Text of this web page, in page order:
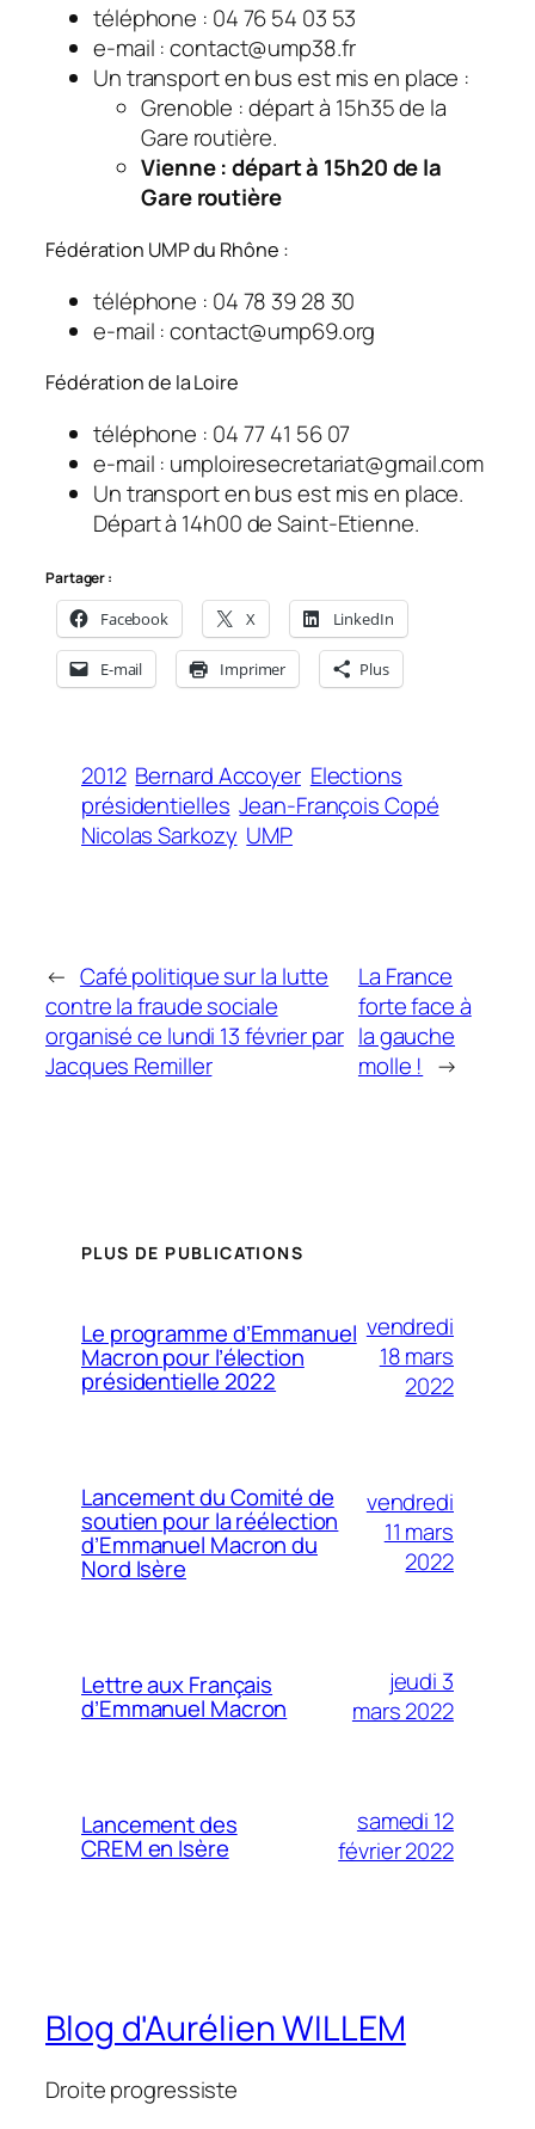
téléphone : 04 76 54 03 53
e-mail : contact@ump38.fr
Un transport en bus est mis en place :
Grenoble : départ à 15h35 de la
Gare routière.
Vienne : départ à 15h20 de la
Gare routière
Fédération UMP du Rhône :
téléphone : 04 78 39 28 30
e-mail : contact@ump69.org
Fédération de la Loire
téléphone : 04 77 41 56 07
e-mail : umploiresecretariat@gmail.com
Un transport en bus est mis en place.
Départ à 14h00 de Saint-Etienne.
Partager :
Facebook X LinkedIn
E-mail Imprimer Plus
2012 Bernard Accoyer Elections
présidentielles Jean-François Copé
Nicolas Sarkozy UMP
← Café politique sur la lutte
contre la fraude sociale
organisé ce lundi 13 février par
Jacques Remiller
La France
forte face à
la gauche
molle ! →
PLUS DE PUBLICATIONS
Le programme d’Emmanuel
Macron pour l’élection
présidentielle 2022
vendredi
18 mars
2022
Lancement du Comité de
soutien pour la réélection
d’Emmanuel Macron du
Nord Isère
vendredi
11 mars
2022
Lettre aux Français
d’Emmanuel Macron
jeudi 3
mars 2022
Lancement des
CREM en Isère
samedi 12
février 2022
Blog d'Aurélien WILLEM
Droite progressiste